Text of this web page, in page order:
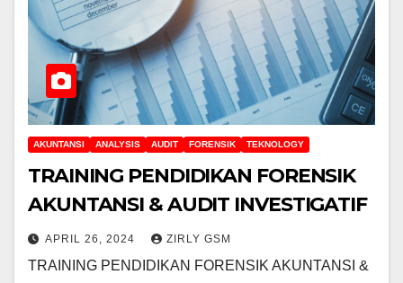
AKUNTANSI ANALYSIS AUDIT FORENSIK TEKNOLOGY
TRAINING PENDIDIKAN FORENSIK
AKUNTANSI & AUDIT INVESTIGATIF
APRIL 26, 2024 ZIRLY GSM
TRAINING PENDIDIKAN FORENSIK AKUNTANSI &